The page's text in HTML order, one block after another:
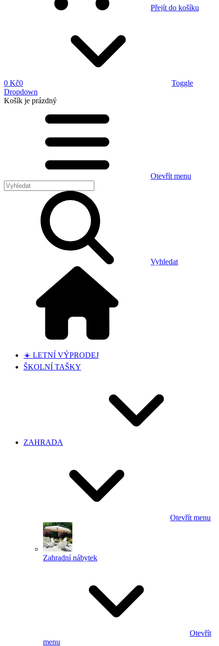
Přejít do košíku
0 Kč0
Toggle
Dropdown
Košík je prázdný
Otevřít menu
Vyhledat
☀️ LETNÍ VÝPRODEJ
ŠKOLNÍ TAŠKY
ZAHRADA
Otevřít menu
Zahradní nábytek
Otevřít
menu